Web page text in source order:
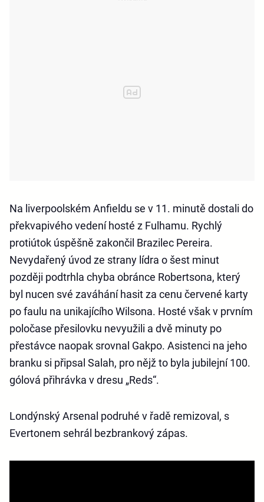
Na liverpoolském Anfieldu se v 11. minutě dostali do
překvapivého vedení hosté z Fulhamu. Rychlý
protiútok úspěšně zakončil Brazilec Pereira.
Nevydařený úvod ze strany lídra o šest minut
později podtrhla chyba obránce Robertsona, který
byl nucen své zaváhání hasit za cenu červené karty
po faulu na unikajícího Wilsona. Hosté však v prvním
poločase přesilovku nevyužili a dvě minuty po
přestávce naopak srovnal Gakpo. Asistenci na jeho
branku si připsal Salah, pro nějž to byla jubilejní 100.
gólová přihrávka v dresu „Reds“.
Londýnský Arsenal podruhé v řadě remizoval, s
Evertonem sehrál bezbrankový zápas.